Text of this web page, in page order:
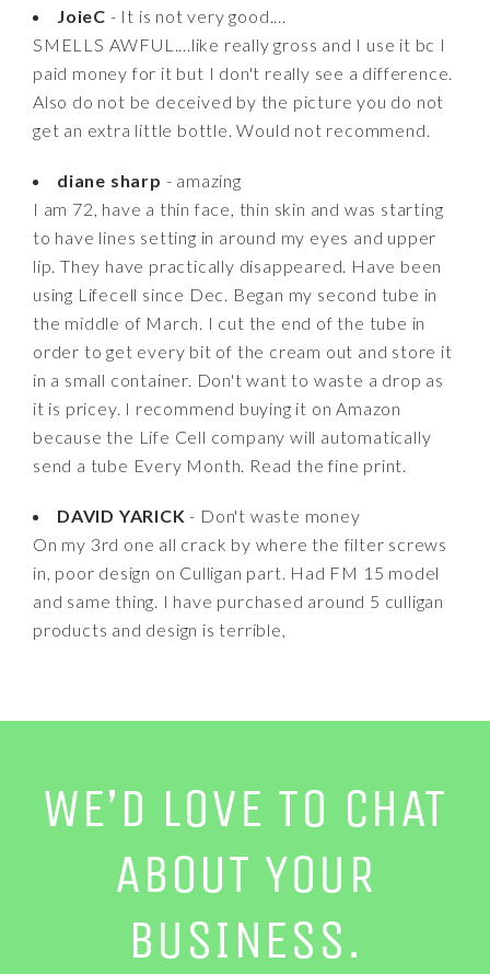
JoieC - It is not very good....
SMELLS AWFUL....like really gross and I use it bc I
paid money for it but I don't really see a difference.
Also do not be deceived by the picture you do not
get an extra little bottle. Would not recommend.
diane sharp - amazing
I am 72, have a thin face, thin skin and was starting
to have lines setting in around my eyes and upper
lip. They have practically disappeared. Have been
using Lifecell since Dec. Began my second tube in
the middle of March. I cut the end of the tube in
order to get every bit of the cream out and store it
in a small container. Don't want to waste a drop as
it is pricey. I recommend buying it on Amazon
because the Life Cell company will automatically
send a tube Every Month. Read the fine print.
DAVID YARICK - Don't waste money
On my 3rd one all crack by where the filter screws
in, poor design on Culligan part. Had FM 15 model
and same thing. I have purchased around 5 culligan
products and design is terrible,
WE’D LOVE TO CHAT
ABOUT YOUR
BUSINESS.